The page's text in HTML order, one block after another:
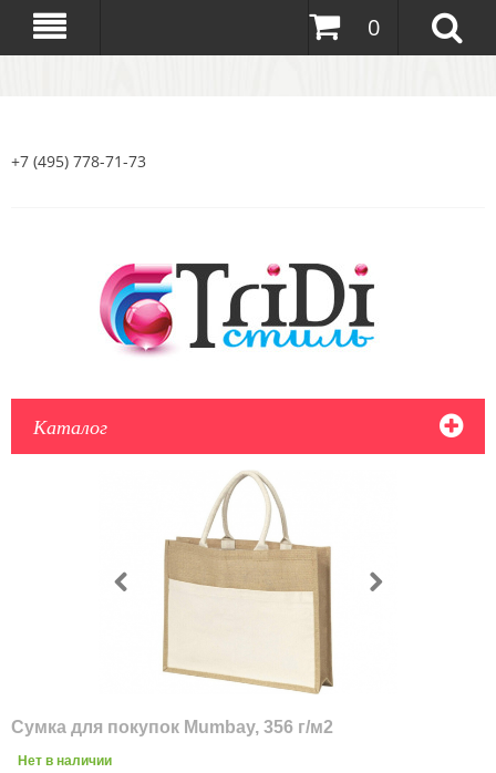
0
+7 (495) 778-71-73
Каталог
Сумка для покупок Mumbay, 356 г/м2
Нет в наличии